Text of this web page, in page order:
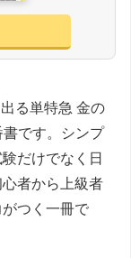
る単特急 金の
です。シンプ
だけでなく日
者から上級者
つく一冊で